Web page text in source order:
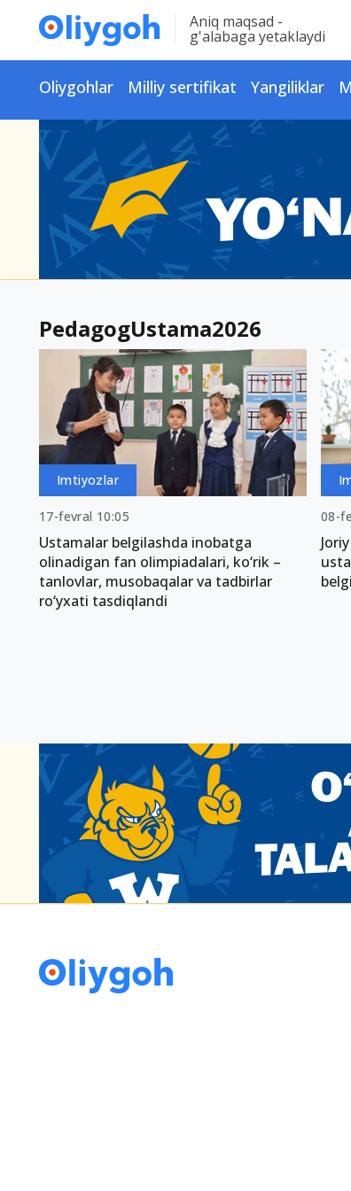
Aniq maqsad -
g'alabaga yetaklaydi
Oliygohlar Milliy sertifikat Yangiliklar
PedagogUstama2026
Imtiyozlar
17-fevral 10:05
Ustamalar belgilashda inobatga
olinadigan fan olimpiadalari, ko‘rik –
tanlovlar, musobaqalar va tadbirlar
ro‘yxati tasdiqlandi
08-